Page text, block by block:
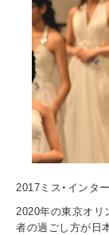
2017ミス・インタ
2020年の東京オリ
者の過ごし方が日